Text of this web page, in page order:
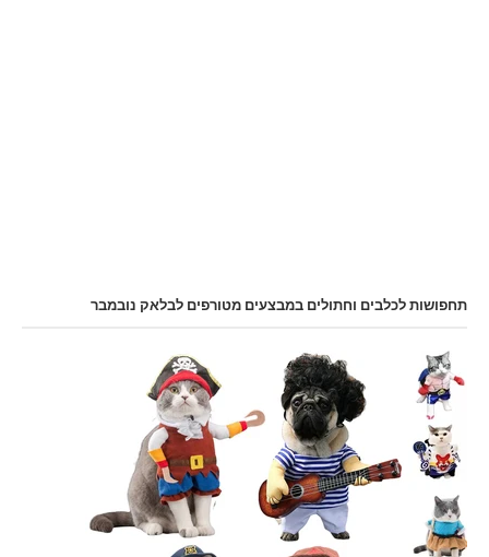
תחפושות לכלבים וחתולים במבצעים מטורפים לבלאק נובמבר